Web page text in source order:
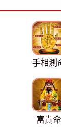
手相測
富貴命